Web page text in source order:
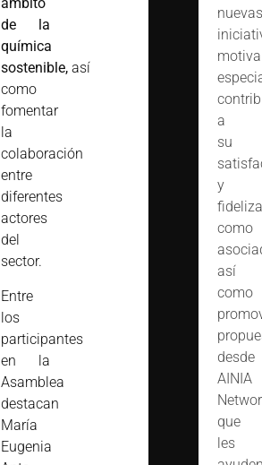
de la
química
sostenible,así
como
fomentar
la
colaboración
entre
diferentes
actores
del
sector.
Entre
los
participantes
en la
Asamblea
destacan
María
Eugenia
nuevas
motiva
a
su
y
como
así
como
desde
AINIA
que
les